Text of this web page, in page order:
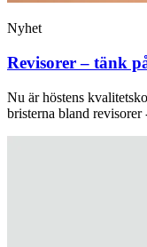
Nyhet
Revisorer – tänk
Nu är höstens
bristerna bland